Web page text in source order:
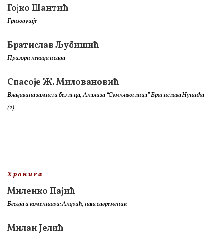
Гојко Шантић
Гризодушје
Братислав Љубишић
Призори некада и сада
Спасоје Ж. Миловановић
Владавина замисли без лица, Анализа “Сумњивог лица” Бранислава Нушића
(2)
Х р о н и к а
Миленко Пајић
Беседа и коментари: Андрић, наш савременик
Милан Јелић